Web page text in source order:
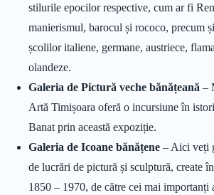
stilurile epocilor respective, cum ar fi
manierismul, barocul și rococo, precum
școlilor italiene, germane, austriece,
olandeze.
Galeria de Pictură veche bănățeană –
Artă Timișoara oferă o incursiune în
Banat prin această expoziție.
Galeria de Icoane bănățene – Aici veți
de lucrări de pictură și sculptură, create
1850 – 1970, de către cei mai importanți